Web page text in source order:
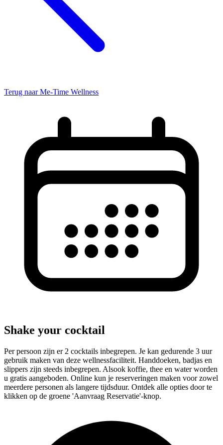
Terug naar Me-Time Wellness
Shake your cocktail
Per persoon zijn er 2 cocktails inbegrepen. Je kan gedurende 3 uur
gebruik maken van deze wellnessfaciliteit. Handdoeken, badjas en
slippers zijn steeds inbegrepen. Alsook koffie, thee en water worden
u gratis aangeboden. Online kun je reserveringen maken voor zowel
meerdere personen als langere tijdsduur. Ontdek alle opties door te
klikken op de groene 'Aanvraag Reservatie'-knop.